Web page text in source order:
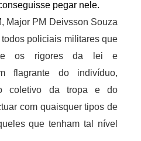
pegar nele.
Major PM Deivsson Souza
policiais militares que
os rigores da lei e
flagrante do indivíduo,
coletivo da tropa e do
com quaisquer tipos de
que tenham tal nível